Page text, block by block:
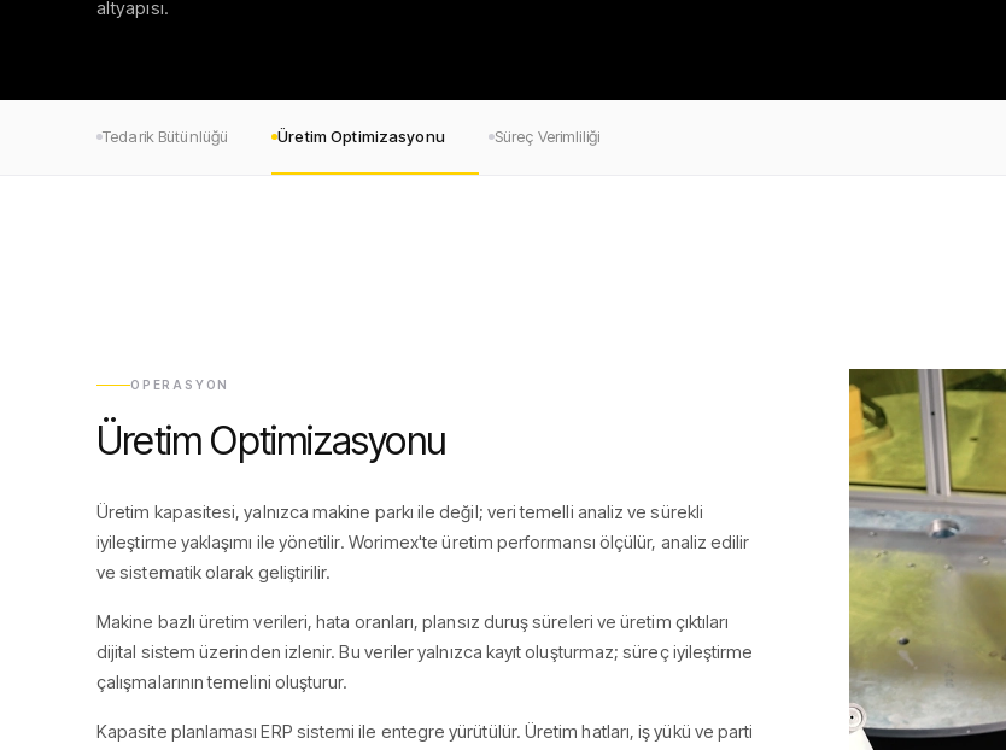
altyapısı.
Tedarik Bütünlüğü Üretim Optimizasyonu Süreç Verimliliği
OPERASYON
Üretim Optimizasyonu
Üretim kapasitesi, yalnızca makine parkı ile değil; veri temelli analiz ve sürekli
iyileştirme yaklaşımı ile yönetilir. Worimex'te üretim performansı ölçülür, analiz edilir
ve sistematik olarak geliştirilir.
Makine bazlı üretim verileri, hata oranları, plansız duruş süreleri ve üretim çıktıları
dijital sistem üzerinden izlenir. Bu veriler yalnızca kayıt oluşturmaz; süreç iyileştirme
çalışmalarının temelini oluşturur.
Kapasite planlaması ERP sistemi ile entegre yürütülür. Üretim hatları, iş yükü ve parti